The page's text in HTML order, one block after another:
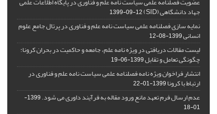
جهاد دانشگاهی (SID) 1399-09-12
نمایه سازی فصلنامه علمی سیاست نامه علم و فناوری در پرتال جامع علوم
انسانی1399-08-12
لیست مقالات دریافتی در ویژه نامه علم، جامعه و حاکمیت در بحران کرونا:
چگونگی تعامل و تقابل1399-06-19
انتشار فراخوان ویژه‏ نامه فصلنامه علمی سیاست نامه علم و فناوری در
ارتباط با کرونا1399-01-22
عدم ارسال فرم تعهد مانع ورود مقاله به فرآیند داوری می شود.
1399-
01-18